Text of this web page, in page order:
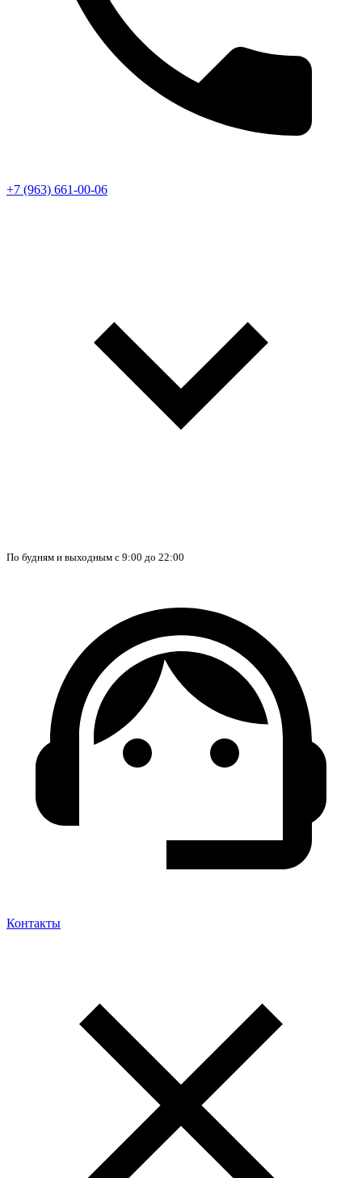
+7 (963) 661-00-06
По будням и выходным с 9:00 до 22:00
Контакты